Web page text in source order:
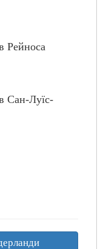
Рейноса
Сан-Луїс-